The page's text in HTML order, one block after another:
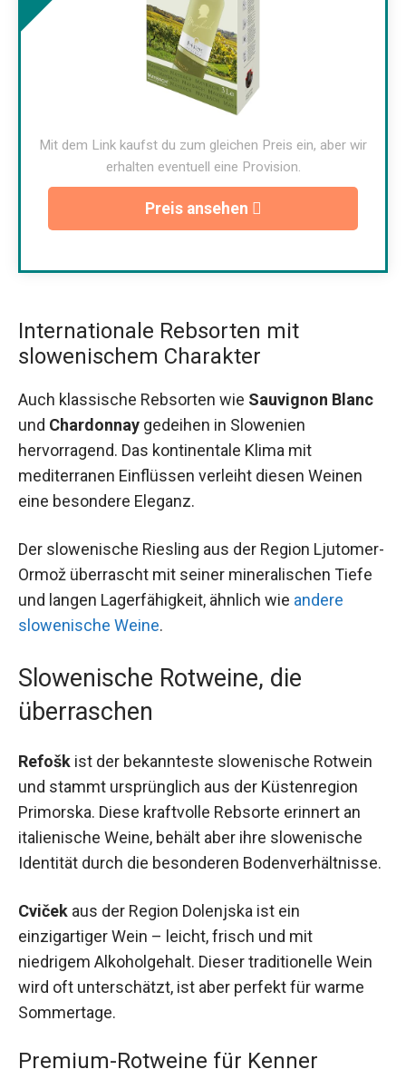
Mit dem Link kaufst du zum gleichen Preis ein, aber wir
erhalten eventuell eine Provision.
Preis ansehen
Internationale Rebsorten mit
slowenischem Charakter
Auch klassische Rebsorten wie Sauvignon Blanc
und Chardonnay gedeihen in Slowenien
hervorragend. Das kontinentale Klima mit
mediterranen Einflüssen verleiht diesen Weinen
eine besondere Eleganz.
Der slowenische Riesling aus der Region Ljutomer-
Ormož überrascht mit seiner mineralischen Tiefe
und langen Lagerfähigkeit, ähnlich wie andere
slowenische Weine.
Slowenische Rotweine, die
überraschen
Refošk ist der bekannteste slowenische Rotwein
und stammt ursprünglich aus der Küstenregion
Primorska. Diese kraftvolle Rebsorte erinnert an
italienische Weine, behält aber ihre slowenische
Identität durch die besonderen Bodenverhältnisse.
Cviček aus der Region Dolenjska ist ein
einzigartiger Wein – leicht, frisch und mit
niedrigem Alkoholgehalt. Dieser traditionelle Wein
wird oft unterschätzt, ist aber perfekt für warme
Sommertage.
Premium-Rotweine für Kenner